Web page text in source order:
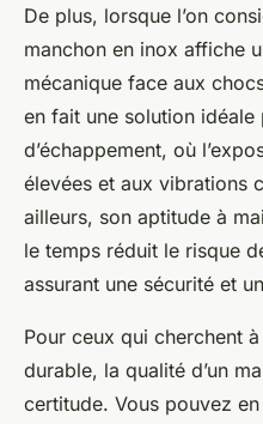
De plus, lorsque l’on
manchon en inox affiche
mécanique face aux
en fait une solution idéale
d’échappement, où
élevées et aux vibrations
ailleurs, son aptitude à
le temps réduit le risque
assurant une sécurité et
Pour ceux qui cherchent
durable, la qualité d’un
certitude. Vous pouvez